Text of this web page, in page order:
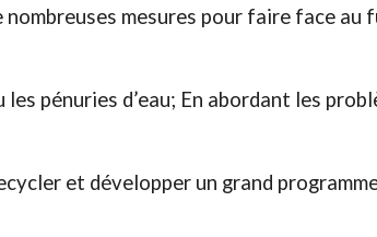
mesures pour faire face au
pénuries d’eau; En abordant les
et développer un grand